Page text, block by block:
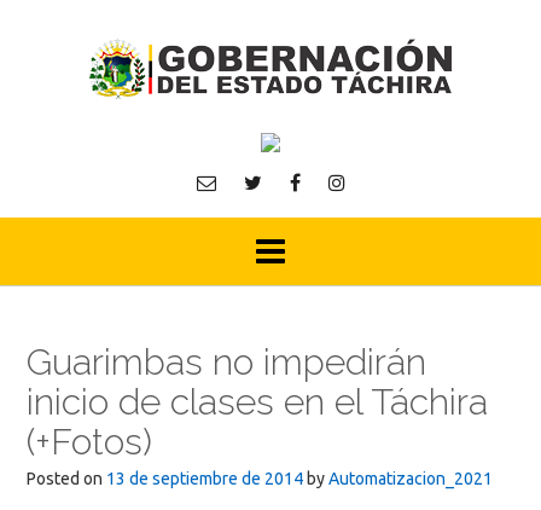
Guarimbas no impedirán
inicio de clases en el Táchira
(+Fotos)
Posted on 13 de septiembre de 2014 byAutomatizacion_2021